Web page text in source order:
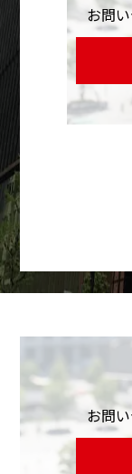
お問
お問